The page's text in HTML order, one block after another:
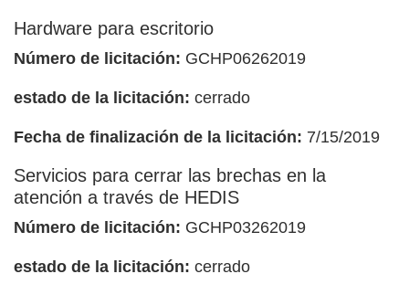
Hardware para escritorio
Número de licitación: GCHP06262019
estado de la licitación: cerrado
Fecha de finalización de la licitación: 7/15/2019
Servicios para cerrar las brechas en la
atención a través de HEDIS
Número de licitación: GCHP03262019
estado de la licitación: cerrado